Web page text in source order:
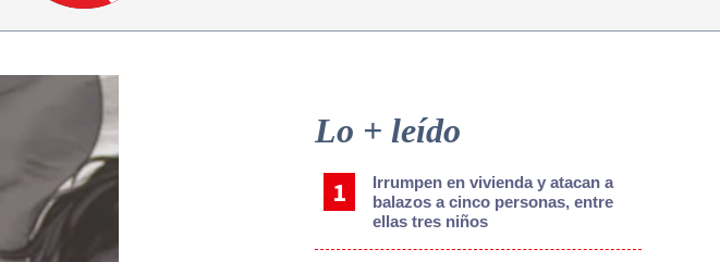
Sidebar
Lo + leído
Irrumpen en vivienda y atacan a
balazos a cinco personas, entre
ellas tres niños